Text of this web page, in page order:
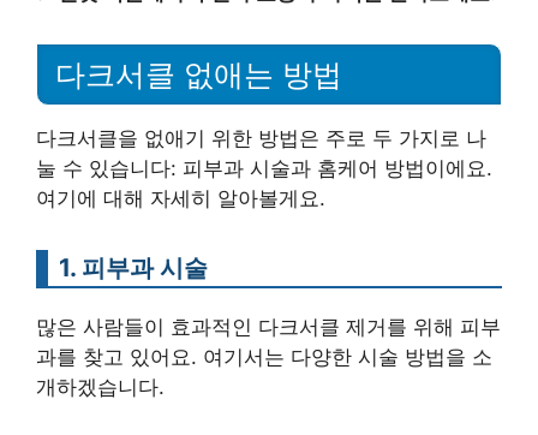
다크서클 없애는 방법
다크서클을 없애기 위한 방법은 주로 두 가지로 나
눌 수 있습니다: 피부과 시술과 홈케어 방법이에요.
여기에 대해 자세히 알아볼게요.
1. 피부과 시술
많은 사람들이 효과적인 다크서클 제거를 위해 피부
과를 찾고 있어요. 여기서는 다양한 시술 방법을 소
개하겠습니다.